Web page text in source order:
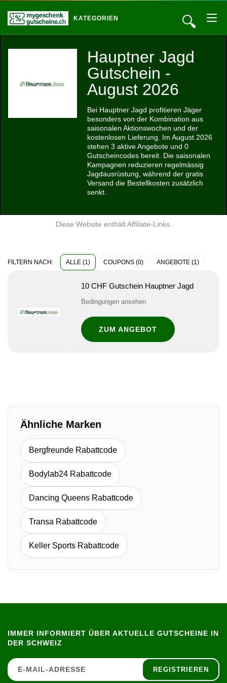
🔍
KATEGORIEN
Hauptner Jagd
Gutschein -
August 2026
Bei Hauptner Jagd profitieren Jäger
besonders von der Kombination aus
saisonalen Aktionswochen und der
kostenlosen Lieferung. Im August 2026
stehen 3 aktive Angebote und 0
Gutscheincodes bereit. Die saisonalen
Kampagnen reduzieren regelmässig
Jagdausrüstung, während der gratis
Versand die Bestellkosten zusätzlich
senkt.
Diese Website enthält Affiliate-Links.
FILTERN NACH: ALLE (1) COUPONS (0) ANGEBOTE (1)
10 CHF Gutschein Hauptner Jagd
Bedingungen ansehen
ZUM ANGEBOT
Ähnliche Marken
Bergfreunde Rabattcode
Bodylab24 Rabattcode
Dancing Queens Rabattcode
Transa Rabattcode
Keller Sports Rabattcode
IMMER INFORMIERT ÜBER AKTUELLE GUTSCHEINE IN
DER SCHWEIZ
REGISTRIEREN